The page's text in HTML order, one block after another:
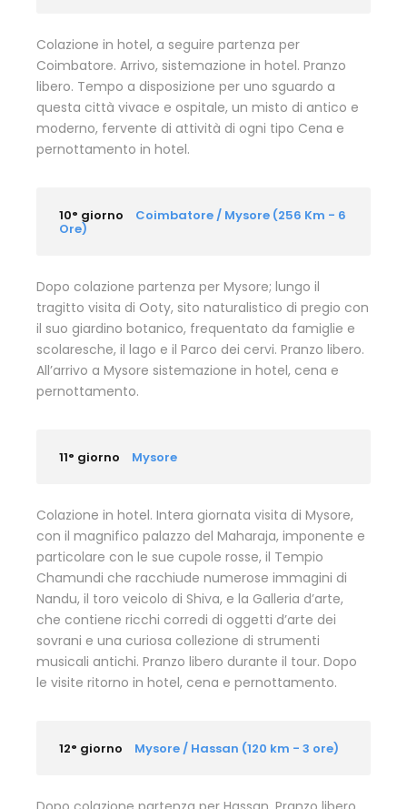
Colazione in hotel, a seguire partenza per
Coimbatore. Arrivo, sistemazione in hotel. Pranzo
libero. Tempo a disposizione per uno sguardo a
questa città vivace e ospitale, un misto di antico e
moderno, fervente di attività di ogni tipo Cena e
pernottamento in hotel.
10° giorno Coimbatore / Mysore (256 Km - 6
Ore)
Dopo colazione partenza per Mysore; lungo il
tragitto visita di Ooty, sito naturalistico di pregio con
il suo giardino botanico, frequentato da famiglie e
scolaresche, il lago e il Parco dei cervi. Pranzo libero.
All’arrivo a Mysore sistemazione in hotel, cena e
pernottamento.
11° giorno Mysore
Colazione in hotel. Intera giornata visita di Mysore,
con il magnifico palazzo del Maharaja, imponente e
particolare con le sue cupole rosse, il Tempio
Chamundi che racchiude numerose immagini di
Nandu, il toro veicolo di Shiva, e la Galleria d’arte,
che contiene ricchi corredi di oggetti d’arte dei
sovrani e una curiosa collezione di strumenti
musicali antichi. Pranzo libero durante il tour. Dopo
le visite ritorno in hotel, cena e pernottamento.
12° giorno Mysore / Hassan (120 km - 3 ore)